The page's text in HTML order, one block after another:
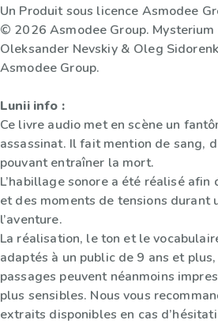
Un Produit sous licence Asmodee
© 2026 Asmodee Group. Mysterium
Oleksander Nevskiy & Oleg
Asmodee Group.
Lunii info :
Ce livre audio met en scène un
assassinat. Il fait mention de sang,
pouvant entraîner la mort.
L’habillage sonore a été réalisé afin
et des moments de tensions durant
l’aventure.
La réalisation, le ton et le
adaptés à un public de 9 ans et
passages peuvent néanmoins
plus sensibles. Nous vous
extraits disponibles en cas